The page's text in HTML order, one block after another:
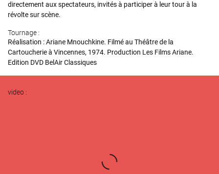
directement aux spectateurs, invités à participer à leur tour à la
révolte sur scène.
Tournage :
Réalisation : Ariane Mnouchkine. Filmé au Théâtre de la
Cartoucherie à Vincennes, 1974. Production Les Films Ariane.
Edition DVD BelAir Classiques
video :